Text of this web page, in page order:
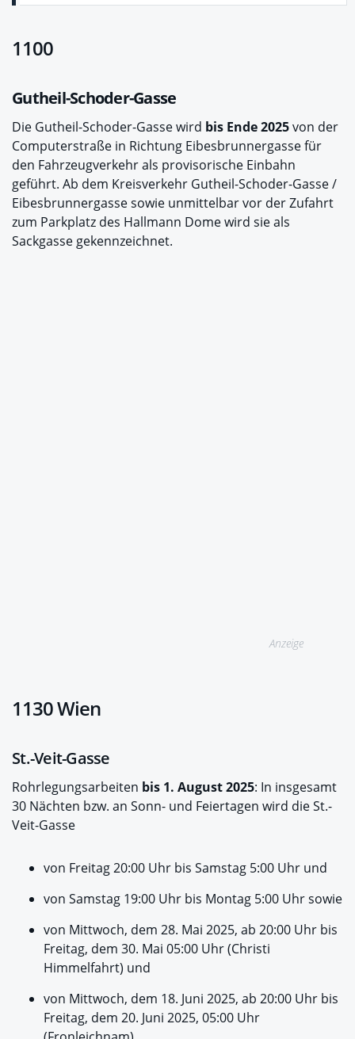
1100
Gutheil-Schoder-Gasse
Die Gutheil-Schoder-Gasse wird bis Ende 2025von der
Computerstraße in Richtung Eibesbrunnergasse für
den Fahrzeugverkehr als provisorische Einbahn
geführt. Ab dem Kreisverkehr Gutheil-Schoder-Gasse /
Eibesbrunnergasse sowie unmittelbar vor der Zufahrt
zum Parkplatz des Hallmann Dome wird sie als
Sackgasse gekennzeichnet.
Anzeige
1130 Wien
St.-Veit-Gasse
Rohrlegungsarbeiten bis 1. August 2025: In insgesamt
30 Nächten bzw. an Sonn- und Feiertagen wird die St.-
Veit-Gasse
von Freitag 20:00 Uhr bis Samstag 5:00 Uhr und
von Samstag 19:00 Uhr bis Montag 5:00 Uhr sowie
von Mittwoch, dem 28. Mai 2025, ab 20:00 Uhr bis
Freitag, dem 30. Mai 05:00 Uhr (Christi
Himmelfahrt) und
von Mittwoch, dem 18. Juni 2025, ab 20:00 Uhr bis
Freitag, dem 20. Juni 2025, 05:00 Uhr